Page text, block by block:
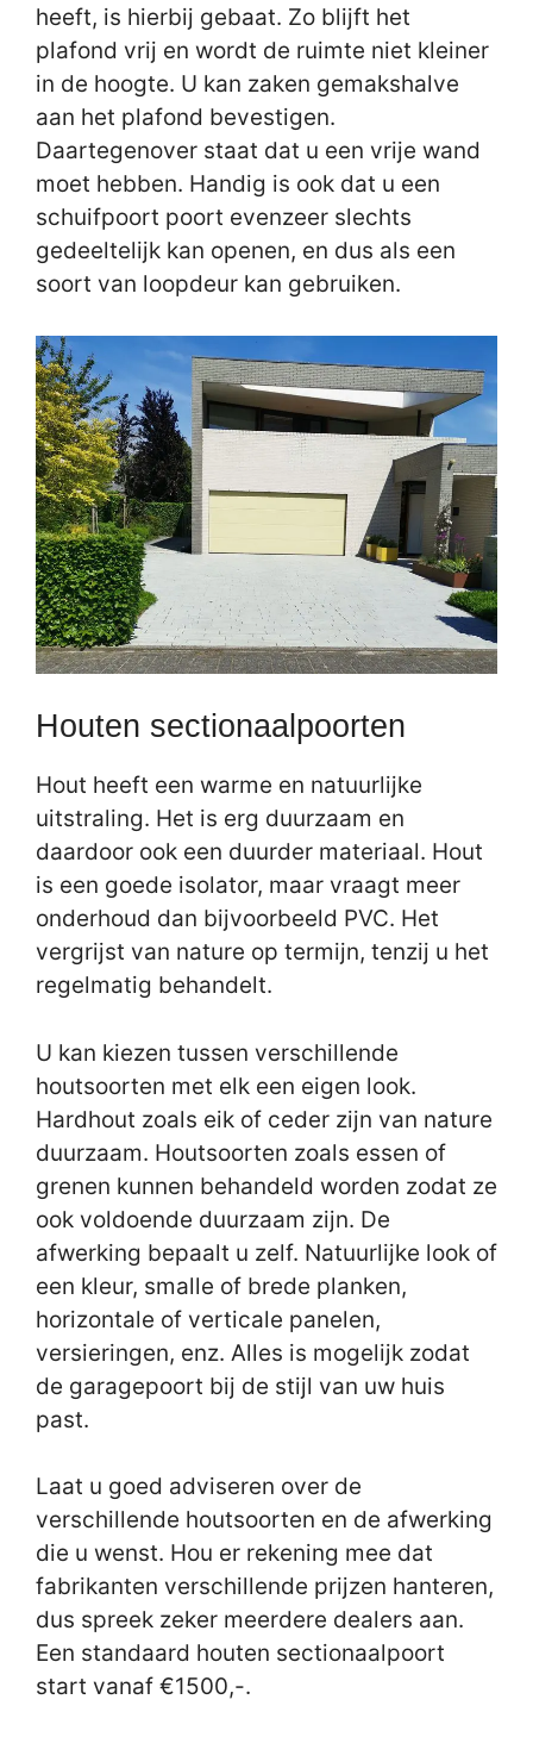
heeft, is hierbij gebaat. Zo blijft het
plafond vrij en wordt de ruimte niet kleiner
in de hoogte. U kan zaken gemakshalve
aan het plafond bevestigen.
Daartegenover staat dat u een vrije wand
moet hebben. Handig is ook dat u een
schuifpoort poort evenzeer slechts
gedeeltelijk kan openen, en dus als een
soort van loopdeur kan gebruiken.
Houten sectionaalpoorten
Hout heeft een warme en natuurlijke
uitstraling. Het is erg duurzaam en
daardoor ook een duurder materiaal. Hout
is een goede isolator, maar vraagt meer
onderhoud dan bijvoorbeeld PVC. Het
vergrijst van nature op termijn, tenzij u het
regelmatig behandelt.
U kan kiezen tussen verschillende
houtsoorten met elk een eigen look.
Hardhout zoals eik of ceder zijn van nature
duurzaam. Houtsoorten zoals essen of
grenen kunnen behandeld worden zodat ze
ook voldoende duurzaam zijn. De
afwerking bepaalt u zelf. Natuurlijke look of
een kleur, smalle of brede planken,
horizontale of verticale panelen,
versieringen, enz. Alles is mogelijk zodat
de garagepoort bij de stijl van uw huis
past.
Laat u goed adviseren over de
verschillende houtsoorten en de afwerking
die u wenst. Hou er rekening mee dat
fabrikanten verschillende prijzen hanteren,
dus spreek zeker meerdere dealers aan.
Een standaard houten sectionaalpoort
start vanaf €1500,-.